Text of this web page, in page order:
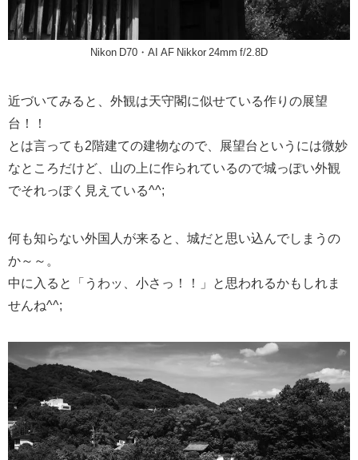
Nikon D70・AI AF Nikkor 24mm f/2.8D
近づいてみると、外観は天守閣に似せている作りの展望
台！！
とは言っても2階建ての建物なので、展望台というには微妙
なところだけど、山の上に作られているので城っぽい外観
でそれっぽく見えている^^;
何も知らない外国人が来ると、城だと思い込んでしまうの
か～～。
中に入ると「うわッ、小さっ！！」と思われるかもしれま
せんね^^;